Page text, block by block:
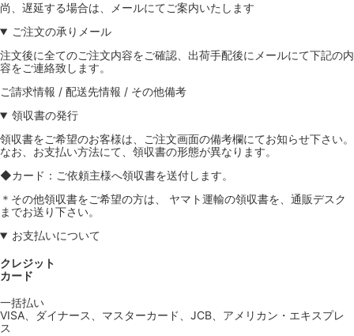
尚、遅延する場合は、メールにてご案内いたします
ご注文の承りメール
注文後に全てのご注文内容をご確認、出荷手配後にメールにて下記の内
容をご連絡致します。
ご請求情報 / 配送先情報 / その他備考
領収書の発行
領収書をご希望のお客様は、ご注文画面の備考欄にてお知らせ下さい。
なお、お支払い方法にて、領収書の形態が異なります。
◆カード：ご依頼主様へ領収書を送付します。
＊その他領収書をご希望の方は、 ヤマト運輸の領収書を、通販デスク
までお送り下さい。
お支払いについて
クレジット
カード
一括払い
VISA、ダイナース、マスターカード、JCB、アメリカン・エキスプレ
ス